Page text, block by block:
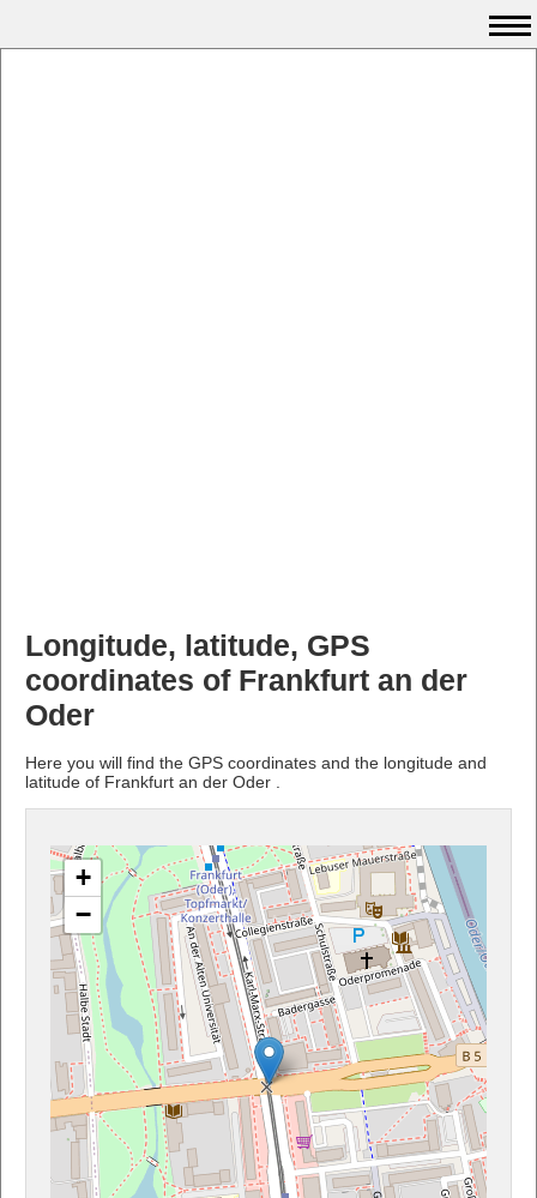
Longitude, latitude, GPS
coordinates of Frankfurt an der
Oder
Here you will find the GPS coordinates and the longitude and
latitude of Frankfurt an der Oder .
+
−